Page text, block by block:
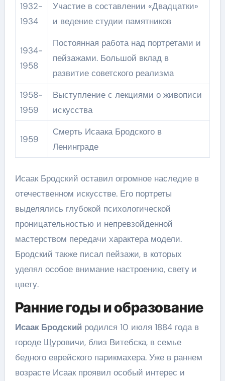
1932-
1934
Участие в составлении «Двадцатки»
и ведение студии памятников
1934-
1958
Постоянная работа над портретами и
пейзажами. Большой вклад в
развитие советского реализма
1958-
1959
Выступление с лекциями о живописи
искусства
1959
Смерть Исаака Бродского в
Ленинграде
Исаак Бродский оставил огромное наследие в
отечественном искусстве. Его портреты
выделялись глубокой психологической
проницательностью и непревзойденной
мастерством передачи характера модели.
Бродский также писал пейзажи, в которых
уделял особое внимание настроению, свету и
цвету.
Ранние годы и образование
Исаак Бродскийродился 10 июля 1884 года в
городе Щуровичи, близ Витебска, в семье
бедного еврейского парикмахера. Уже в раннем
возрасте Исаак проявил особый интерес и